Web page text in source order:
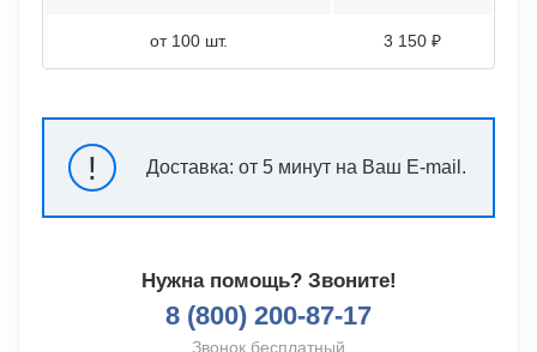
от 100 шт. 3 150 ₽
! Доставка: от 5 минут на Ваш E-mail.
Нужна помощь? Звоните!
8 (800) 200-87-17
Звонок бесплатный